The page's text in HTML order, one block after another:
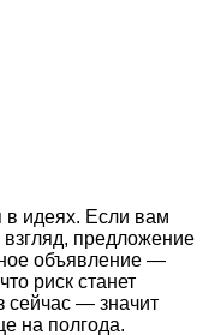
в идеях. Если вам
предложение
объявление —
риск станет
сейчас — значит
на полгода.